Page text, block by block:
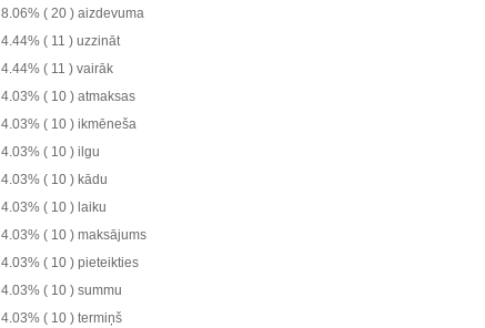
8.06% ( 20 ) aizdevuma
4.44% ( 11 ) uzzināt
4.44% ( 11 ) vairāk
4.03% ( 10 ) atmaksas
4.03% ( 10 ) ikmēneša
4.03% ( 10 ) ilgu
4.03% ( 10 ) kādu
4.03% ( 10 ) laiku
4.03% ( 10 ) maksājums
4.03% ( 10 ) pieteikties
4.03% ( 10 ) summu
4.03% ( 10 ) termiņš